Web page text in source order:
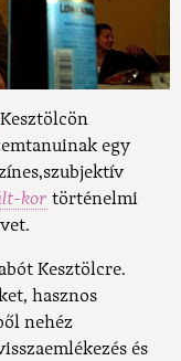
Kesztölcön
egy
kor történelmi
Kesztölcre.
hasznos
nehéz
és